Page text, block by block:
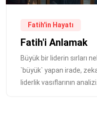
Fatih'in Hayatı
Fatih'i Anlamak
Büyük bir liderin sırları
`büyük` yapan irade,
liderlik vasıflarının analizi.